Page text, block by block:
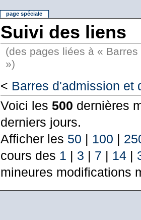
Suivi des liens
(des pages liées à «
»)
< Barres d'admission et
Voici les 500 dernières
derniers jours.
Afficher les 50 | 100 |
cours des 1 | 3 | 7 | 14|
mineures modifications
page spéciale